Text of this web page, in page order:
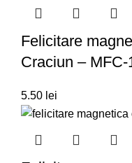
Felicitare
Craciun –
5.50 lei